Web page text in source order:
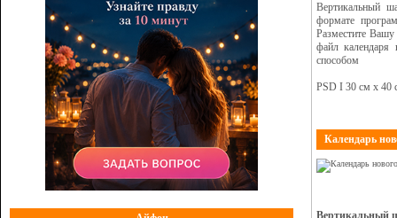
Вертикальный
формате
Разместите
файл календаря
способом
PSD I 30 см х 40
Календарь
Вертикальный